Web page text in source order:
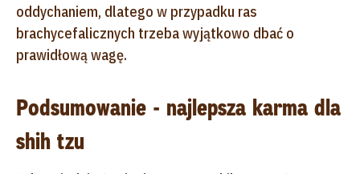
oddychaniem, dlatego w przypadku ras
brachycefalicznych trzeba wyjątkowo dbać o
prawidłową wagę.
Podsumowanie - najlepsza karma dla
shih tzu